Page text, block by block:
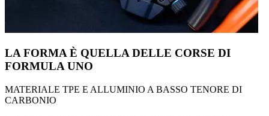
LA FORMA È QUELLA DELLE CORSE DI
FORMULA UNO
MATERIALE TPE E ALLUMINIO A BASSO TENORE DI
CARBONIO